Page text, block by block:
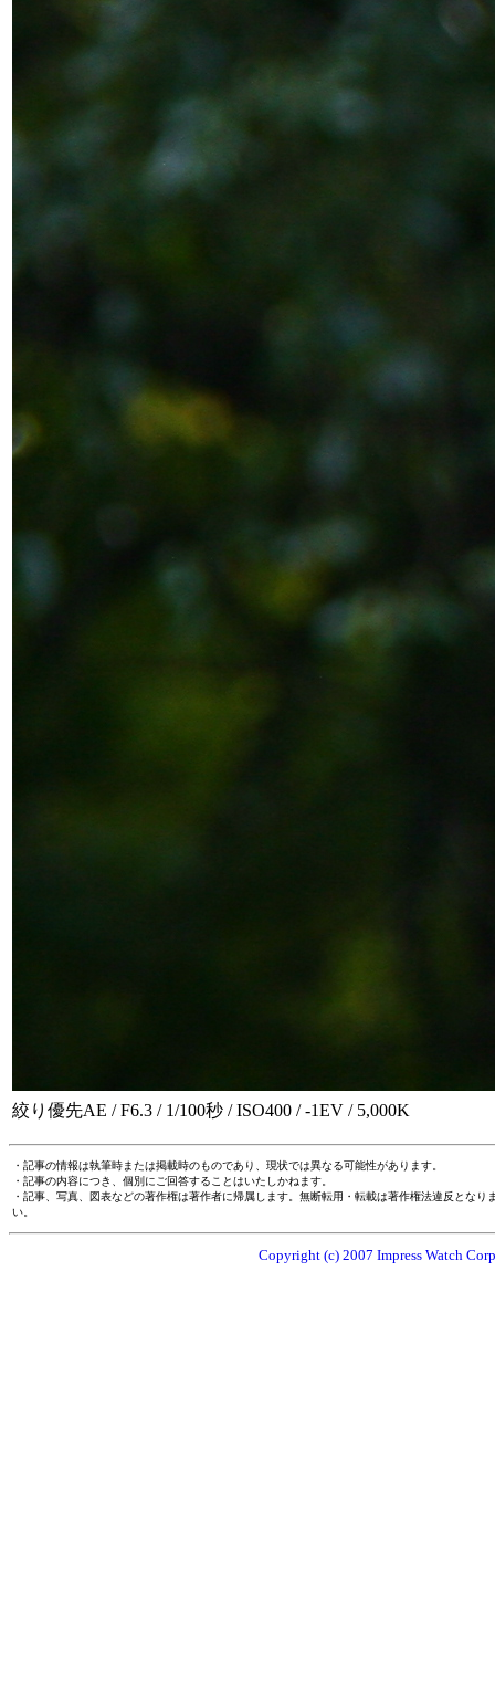
絞り優先AE / F6.3 / 1/100秒 / ISO400 / -1EV / 5,000K
・記事の情報は執筆時または掲載時のものであり、現状では異なる可能性があります。
・記事の内容につき、個別にご回答することはいたしかねます。
・記事、写真、図表などの著作権は著作者に帰属します。無断転用・転載は著作権法違反とな
い。
Copyright (c) 2007 Impress Watch